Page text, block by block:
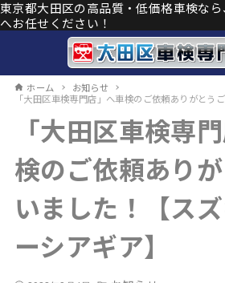
東京都大田区の高品質・低価格車検なら
へお任せください！
ホーム
お知らせ
「大田区車検専
検のご依頼あり
いました！【ス
ーシアギア】